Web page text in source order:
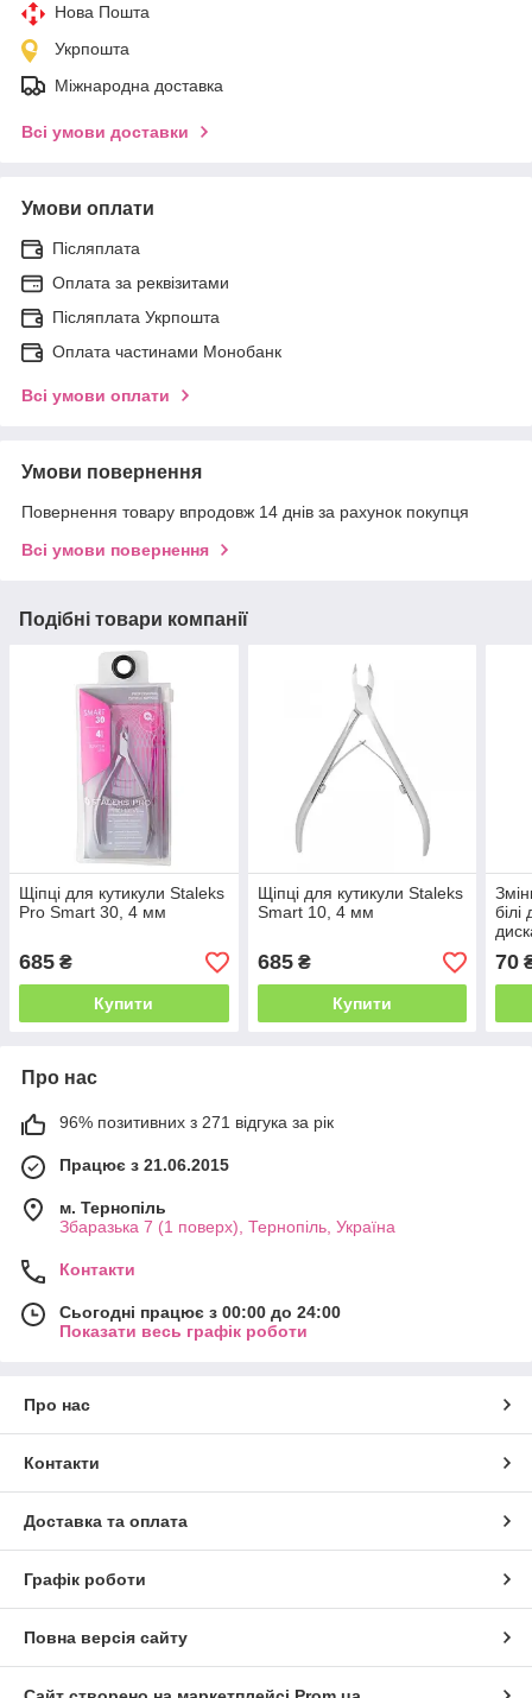
Нова Пошта
Укрпошта
Міжнародна доставка
Всі умови доставки
Умови оплати
Післяплата
Оплата за реквізитами
Післяплата Укрпошта
Оплата частинами Монобанк
Всі умови оплати
Умови повернення
Повернення товару впродовж 14 днів за рахунок покупця
Всі умови повернення
Подібні товари компанії
Щіпці для кутикули Staleks
Pro Smart 30, 4 мм
685 ₴
Купити
Щіпці для кутикули Staleks
Smart 10, 4 мм
685₴
Купити
(50
70
Про нас
96% позитивних з 271 відгука за рік
Працює з 21.06.2015
м. Тернопіль
Збаразька 7 (1 поверх), Тернопіль, Україна
Контакти
Сьогодні працює з 00:00 до 24:00
Показати весь графік роботи
Про нас
Контакти
Доставка та оплата
Графік роботи
Повна версія сайту